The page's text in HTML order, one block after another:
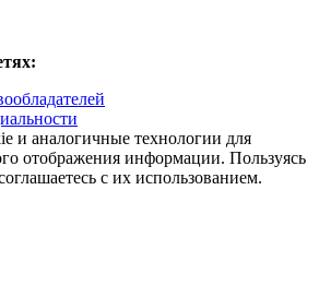
и аналогичные технологии для
отображения информации. Пользуясь
с их использованием.